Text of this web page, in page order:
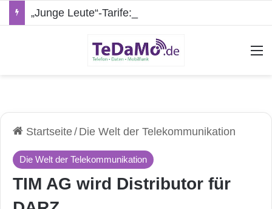
Startseite/ Die Welt der Telekommunikation
Die Welt der Telekommunikation
TIM AG wird Distributor für